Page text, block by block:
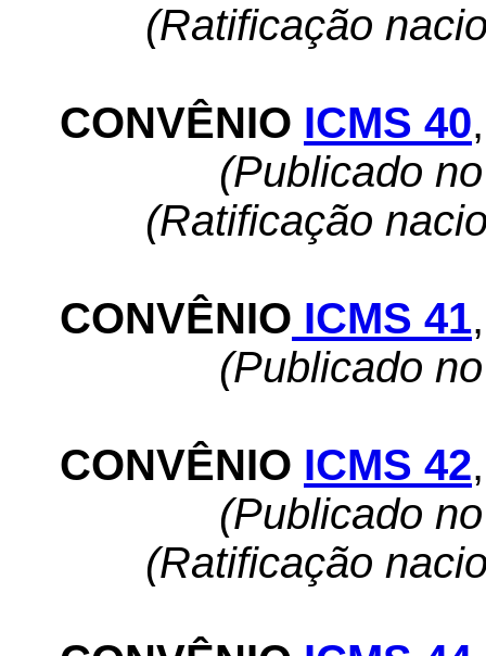
(Ratificação
CONVÊNIO ICMS 40,
(Publicado
(Ratificação
CONVÊNIO ICMS 41,
(Publicado
CONVÊNIO ICMS 42,
(Publicado
(Ratificação